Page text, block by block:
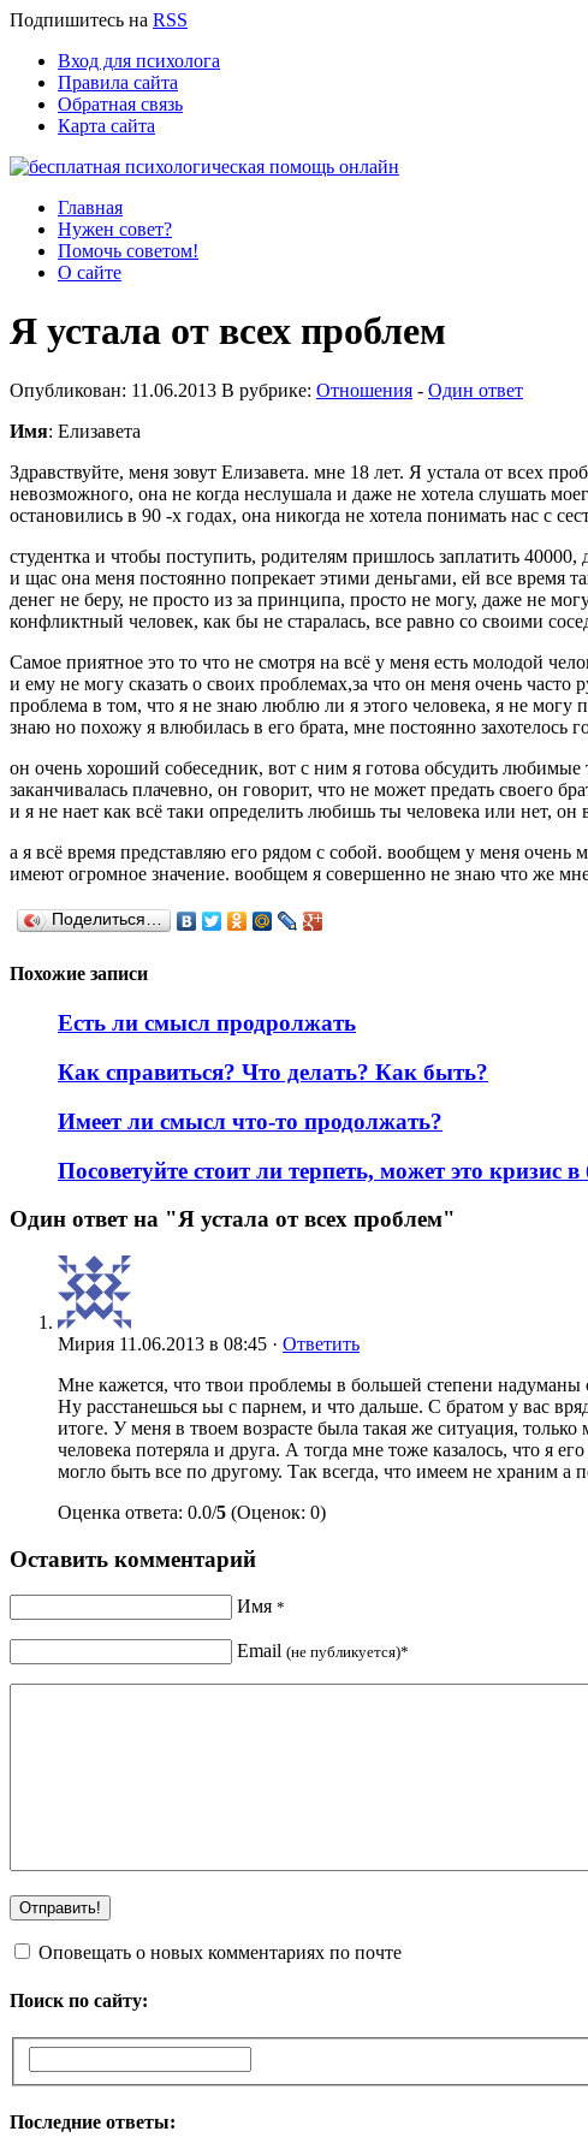
Подпишитесь на RSS
Вход для психолога
Правила сайта
Обратная связь
Карта сайта
Главная
Нужен совет?
Помочь советом!
О сайте
Я устала от всех проблем
Опубликован: 11.06.2013 В рубрике: Отношения - Один ответ
Имя: Елизавета
Здравствуйте, меня зовут Елизавета. мне 18 лет. Я устала от всех
невозможного, она не когда неслушала и даже не хотела слушать
остановились в 90 -х годах, она никогда не хотела понимать нас с
студентка и чтобы поступить, родителям пришлось заплатить
и щас она меня постоянно попрекает этими деньгами, ей все время
денег не беру, не просто из за принципа, просто не могу, даже не
конфликтный человек, как бы не старалась, все равно со своими
Самое приятное это то что не смотря на всё у меня есть молодой
и ему не могу сказать о своих проблемах,за что он меня очень
проблема в том, что я не знаю люблю ли я этого человека, я не
знаю но похожу я влюбилась в его брата, мне постоянно захотелось
он очень хороший собеседник, вот с ним я готова обсудить
заканчивалась плачевно, он говорит, что не может предать своего
и я не нает как всё таки определить любишь ты человека или нет, он
а я всё время представляю его рядом с собой. вообщем у меня
имеют огромное значение. вообщем я совершенно не знаю что же
Поделиться…
Похожие записи
Есть ли смысл продролжать
Как справиться? Что делать? Как быть?
Имеет ли смысл что-то продолжать?
Посоветуйте стоит ли терпеть, может это кризис
Один ответ на "Я устала от всех проблем"
Мирия 11.06.2013 в 08:45 · Ответить
Мне кажется, что твои проблемы в большей степени
Ну расстанешься ьы с парнем, и что дальше. С братом у вас
итоге. У меня в твоем возрасте была такая же ситуация,
человека потеряла и друга. А тогда мне тоже казалось, что я
могло быть все по другому. Так всегда, что имеем не храним а
Оценка ответа: 0.0/5 (Оценок: 0)
Оставить комментарий
Имя *
Email (не публикуется)*
Оповещать о новых комментариях по почте
Поиск по сайту:
Последние ответы: